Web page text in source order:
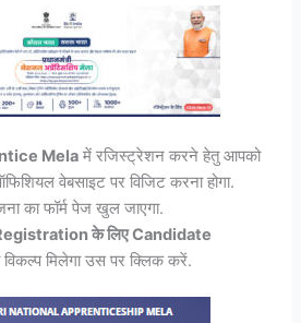
Mela में रजिस्ट्रेशन करने हेतु आपको
वेबसाइट पर विजिट करना होगा.
का फॉर्म पेज खुल जाएगा.
के लिए Candidate
विकल्प मिलेगा उस पर क्लिक करें.